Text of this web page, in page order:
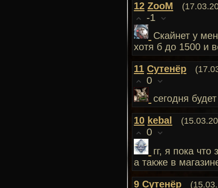
12 ZooM
-1
Скайнет у
хотя б до 1500 и
11 Сутенёр
0
сегодня
10 kebal
0
гг, я пока
а также в
9 Сутенёр